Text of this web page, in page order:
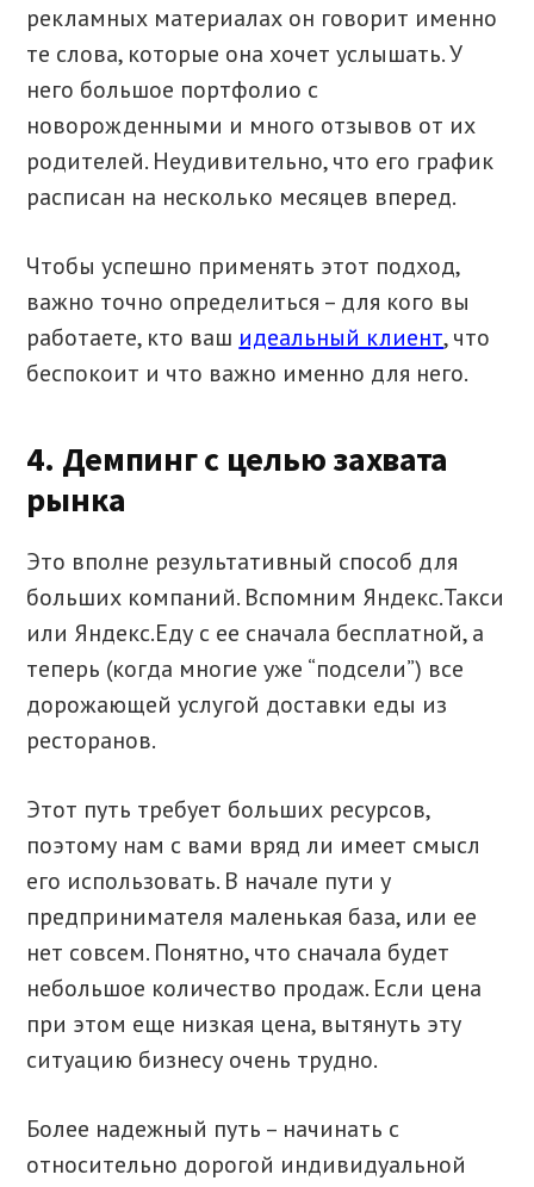
рекламных материалах он говорит именно
те слова, которые она хочет услышать. У
него большое портфолио с
новорожденными и много отзывов от их
родителей. Неудивительно, что его график
расписан на несколько месяцев вперед.
Чтобы успешно применять этот подход,
важно точно определиться – для кого вы
работаете, кто ваш идеальный клиент, что
беспокоит и что важно именно для него.
4. Демпинг с целью захвата
рынка
Это вполне результативный способ для
больших компаний. Вспомним Яндекс.Такси
или Яндекс.Еду с ее сначала бесплатной, а
теперь (когда многие уже “подсели”) все
дорожающей услугой доставки еды из
ресторанов.
Этот путь требует больших ресурсов,
поэтому нам с вами вряд ли имеет смысл
его использовать. В начале пути у
предпринимателя маленькая база, или ее
нет совсем. Понятно, что сначала будет
небольшое количество продаж. Если цена
при этом еще низкая цена, вытянуть эту
ситуацию бизнесу очень трудно.
Более надежный путь – начинать с
относительно дорогой индивидуальной